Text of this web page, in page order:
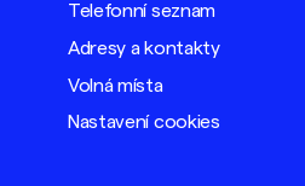
Telefonní seznam
Adresy a kontakty
Volná místa
Nastavení cookies